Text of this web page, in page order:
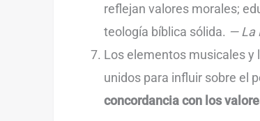
reflejan valores morales;
teología bíblica sólida. — La
Los elementos musicales
unidos para influir sobre el
concordancia con los